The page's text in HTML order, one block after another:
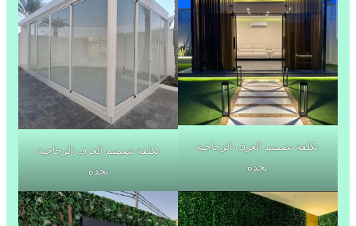
تكلفة تصميم الغرف الزجاجية
بجدة
تكلفة تصميم الغرف الزجاجية
بجدة